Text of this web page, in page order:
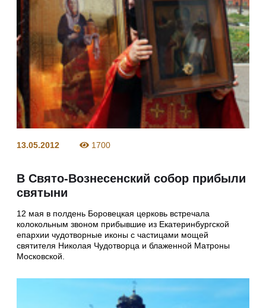
13.05.2012 1700
В Свято-Вознесенский собор прибыли
святыни
12 мая в полдень Боровецкая церковь встречала
колокольным звоном прибывшие из Екатеринбургской
епархии чудотворные иконы с частицами мощей
святителя Николая Чудотворца и блаженной Матроны
Московской.